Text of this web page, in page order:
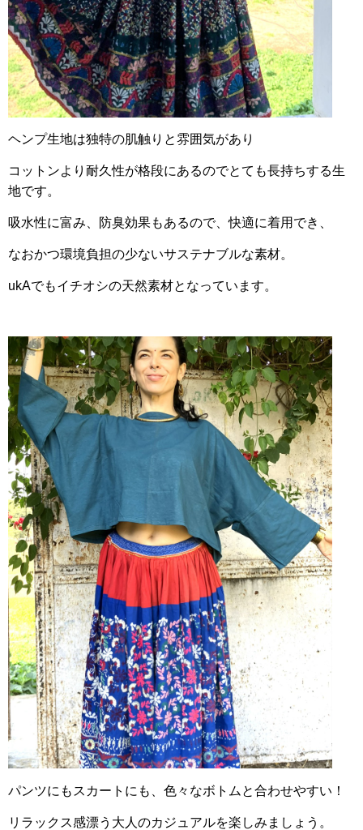
ヘンプ生地は独特の肌触りと雰囲気があり
コットンより耐久性が格段にあるのでとても長持ちする生
地です。
吸水性に富み、防臭効果もあるので、快適に着用でき、
なおかつ環境負担の少ないサステナブルな素材。
ukAでもイチオシの天然素材となっています。
パンツにもスカートにも、色々なボトムと合わせやすい！
リラックス感漂う大人のカジュアルを楽しみましょう。